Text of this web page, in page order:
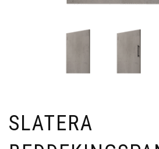
SLATERA